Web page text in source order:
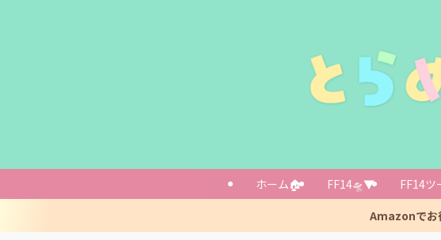
ホーム🏠 FF14🛸▼ FF14
Amazonでお